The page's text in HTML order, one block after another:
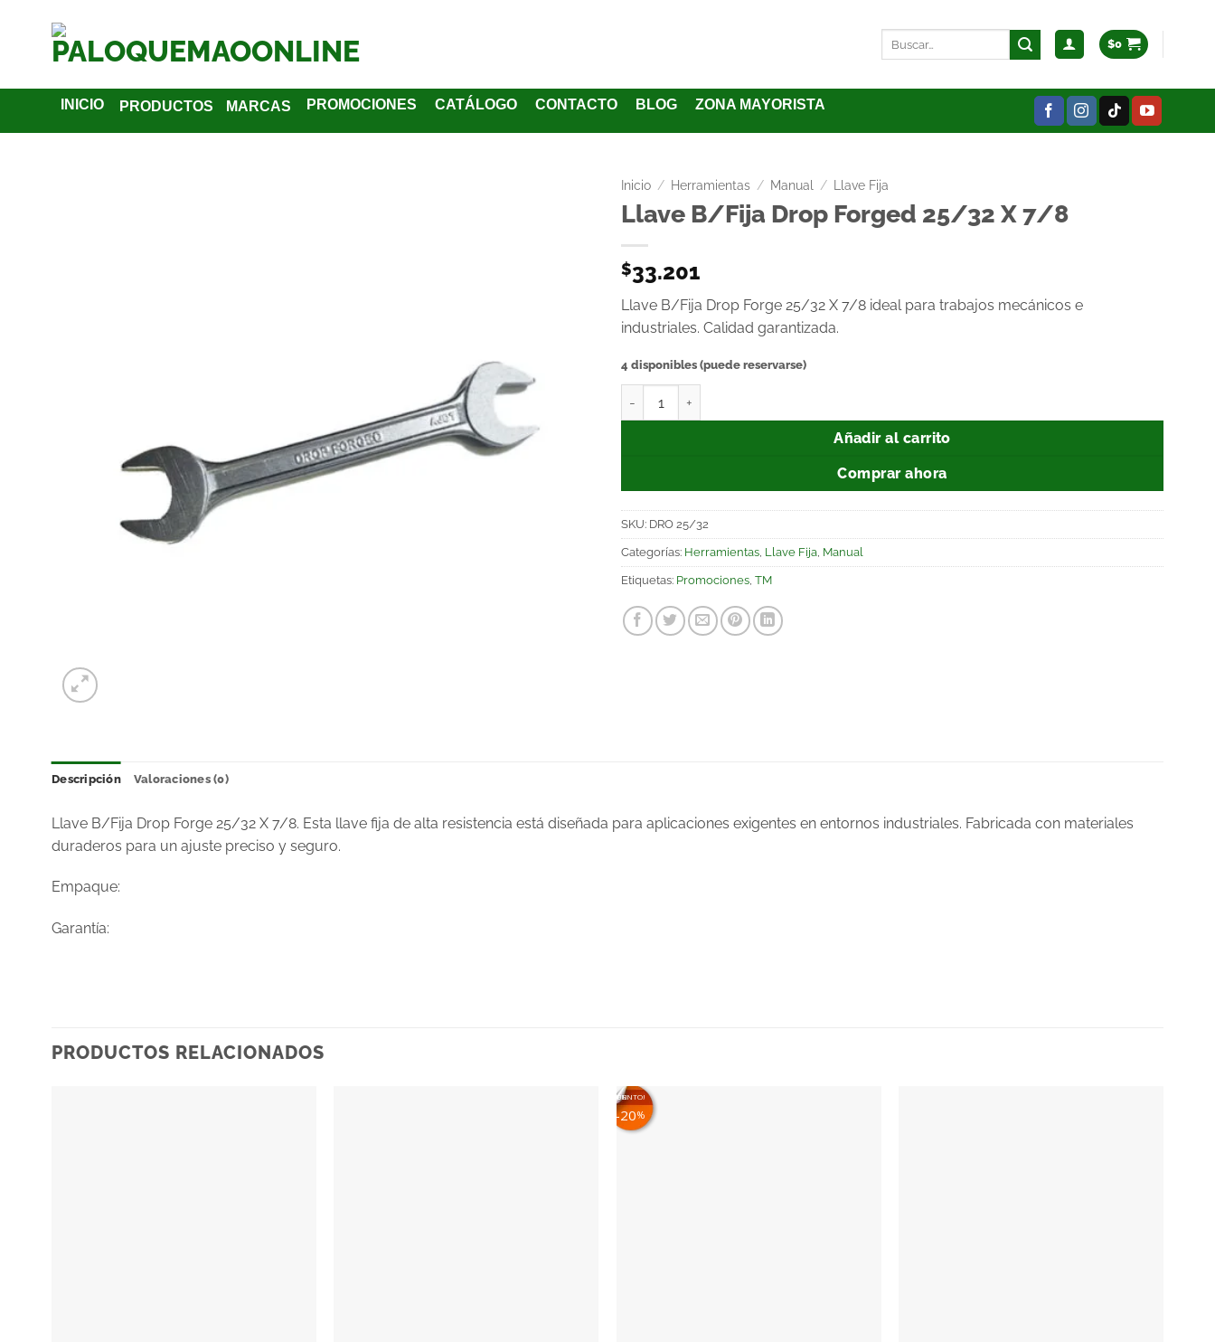
$0
INICIO PRODUCTOS MARCAS PROMOCIONES CATÁLOGO CONTACTO BLOG ZONA MAYORISTA
Inicio / Herramientas / Manual / Llave Fija
Llave B/Fija Drop Forged 25/32 X 7/8
$33.201
Llave B/Fija Drop Forge 25/32 X 7/8 ideal para trabajos mecánicos e
industriales. Calidad garantizada.
4 disponibles (puede reservarse)
Añadir al carrito
Comprar ahora
SKU: DRO 25/32
Categorías: Herramientas Llave Fija Manual
Etiquetas: Promociones TM
Descripción Valoraciones (0)
Llave B/Fija Drop Forge 25/32 X 7/8. Esta llave fija de alta resistencia está diseñada para aplicaciones exigentes en entornos industriales. Fabricada con materiales
duraderos para un ajuste preciso y seguro.
Empaque:
Garantía:
PRODUCTOS RELACIONADOS
¡EN DESCUENTO!
%
20